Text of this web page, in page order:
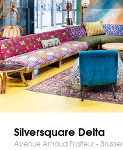
Silversquare Delta
Avenue Arnaud Fraiteur - Brussel